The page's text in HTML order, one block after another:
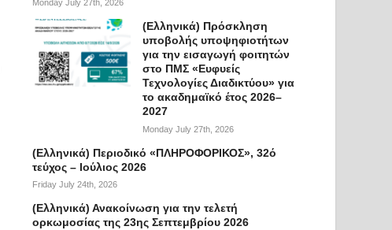
Monday July 27th, 2026
(Ελληνικά) Πρόσκληση
υποβολής υποψηφιοτήτων
για την εισαγωγή φοιτητών
στο ΠΜΣ «Ευφυείς
Τεχνολογίες Διαδικτύου» για
το ακαδημαϊκό έτος 2026–
2027
Monday July 27th, 2026
(Ελληνικά) Περιοδικό «ΠΛΗΡΟΦΟΡΙΚΟΣ», 32ό
τεύχος – Ιούλιος 2026
Friday July 24th, 2026
(Ελληνικά) Ανακοίνωση για την τελετή
ορκωμοσίας της 23ης Σεπτεμβρίου 2026